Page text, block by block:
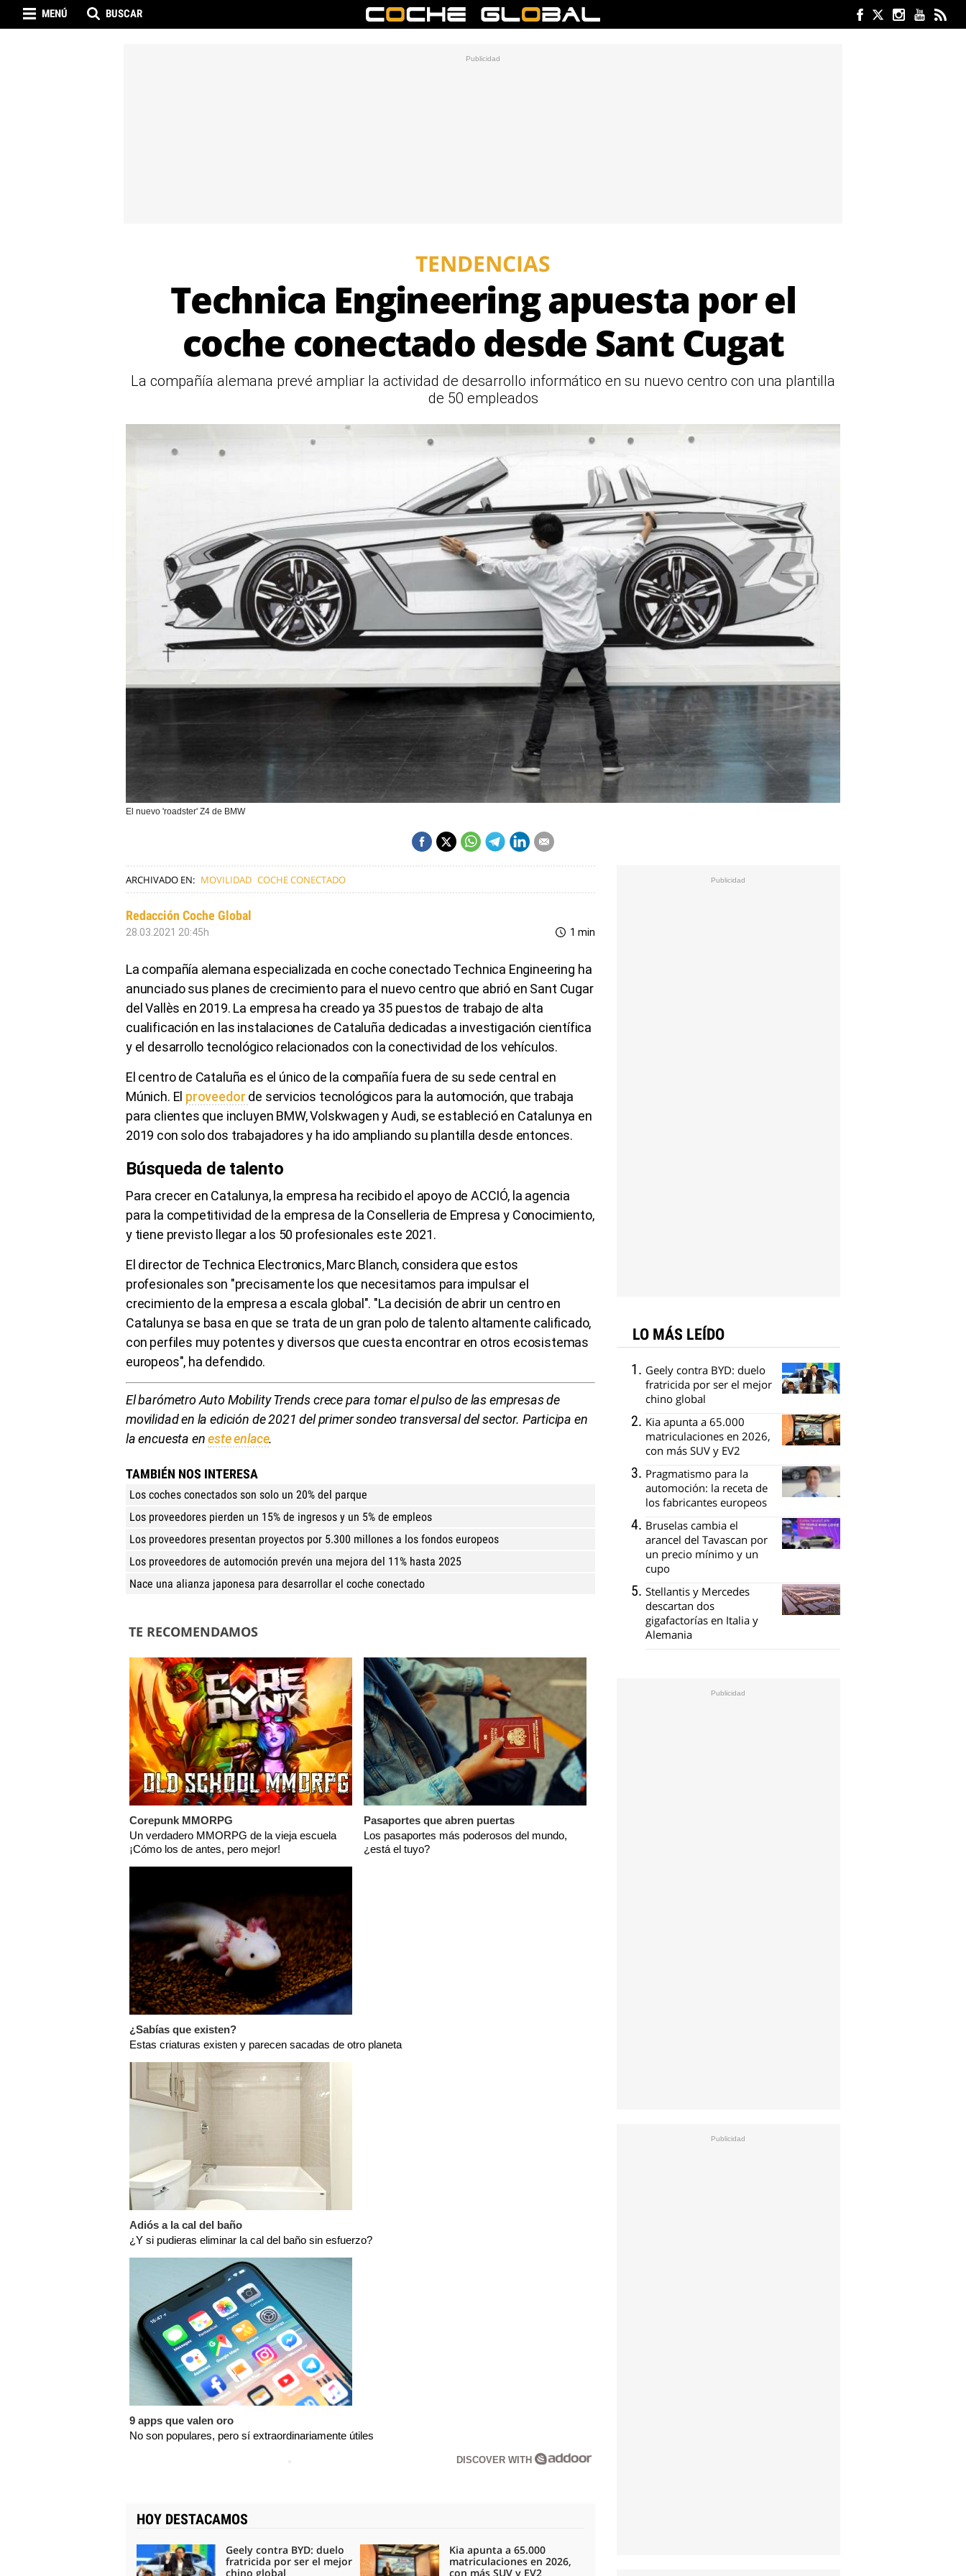
MENÚ BUSCAR
TENDENCIAS
Technica Engineering apuesta por el
coche conectado desde Sant Cugat
La compañía alemana prevé ampliar la actividad de desarrollo informático en su nuevo centro con una plantilla
de 50 empleados
El nuevo 'roadster' Z4 de BMW
ARCHIVADO EN: MOVILIDAD COCHE CONECTADO
Redacción Coche Global
28.03.2021 20:45h 1 min
La compañía alemana especializada en coche conectado Technica Engineering ha
anunciado sus planes de crecimiento para el nuevo centro que abrió en Sant Cugar
del Vallès en 2019. La empresa ha creado ya 35 puestos de trabajo de alta
cualificación en las instalaciones de Cataluña dedicadas a investigación científica
y el desarrollo tecnológico relacionados con la conectividad de los vehículos.
El centro de Cataluña es el único de la compañía fuera de su sede central en
Múnich. El proveedor de servicios tecnológicos para la automoción, que trabaja
para clientes que incluyen BMW, Volskwagen y Audi, se estableció en Catalunya en
2019 con solo dos trabajadores y ha ido ampliando su plantilla desde entonces.
Búsqueda de talento
Para crecer en Catalunya, la empresa ha recibido el apoyo de ACCIÓ, la agencia
para la competitividad de la empresa de la Conselleria de Empresa y Conocimiento,
y tiene previsto llegar a los 50 profesionales este 2021.
El director de Technica Electronics, Marc Blanch, considera que estos
profesionales son "precisamente los que necesitamos para impulsar el
crecimiento de la empresa a escala global". "La decisión de abrir un centro en
Catalunya se basa en que se trata de un gran polo de talento altamente calificado,
con perfiles muy potentes y diversos que cuesta encontrar en otros ecosistemas
europeos", ha defendido.
El barómetro Auto Mobility Trends crece para tomar el pulso de las empresas de
movilidad en la edición de 2021 del primer sondeo transversal del sector. Participa en
la encuesta eneste enlace.
TAMBIÉN NOS INTERESA
Los coches conectados son solo un 20% del parque
Los proveedores pierden un 15% de ingresos y un 5% de empleos
Los proveedores presentan proyectos por 5.300 millones a los fondos europeos
Los proveedores de automoción prevén una mejora del 11% hasta 2025
Nace una alianza japonesa para desarrollar el coche conectado
TE RECOMENDAMOS
Corepunk MMORPG
Un verdadero MMORPG de la vieja escuela
¡Cómo los de antes, pero mejor!
Pasaportes que abren puertas
Los pasaportes más poderosos del mundo,
¿está el tuyo?
¿Sabías que existen?
Estas criaturas existen y parecen sacadas de otro planeta
Adiós a la cal del baño
¿Y si pudieras eliminar la cal del baño sin esfuerzo?
9 apps que valen oro
No son populares, pero sí extraordinariamente útiles
DISCOVER WITH
HOY DESTACAMOS
Geely contra BYD: duelo
fratricida por ser el mejor
chino global
Kia apunta a 65.000
matriculaciones en 2026,
con más SUV y EV2
LO MÁS LEÍDO
Geely contra BYD: duelo
fratricida por ser el mejor
chino global
Kia apunta a 65.000
matriculaciones en 2026,
con más SUV y EV2
Pragmatismo para la
automoción: la receta de
los fabricantes europeos
Bruselas cambia el
arancel del Tavascan por
un precio mínimo y un
cupo
Stellantis y Mercedes
descartan dos
gigafactorías en Italia y
Alemania